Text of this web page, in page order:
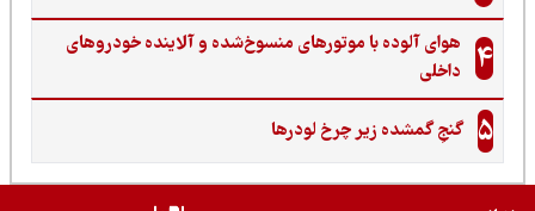
هوای آلوده با موتورهای منسوخ‌شده و آلاینده خودروهای
داخلی
گنجِ گمشده زیر چرخ لودرها